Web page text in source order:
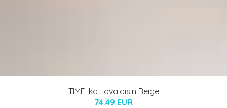
TIMEI kattovalaisin Beige
74.49 EUR